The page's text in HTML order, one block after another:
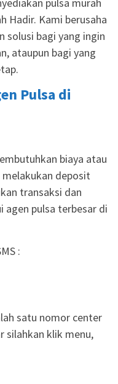
Hadir. Kami berusaha
solusi bagi yang ingin
ataupun bagi yang
Pulsa di
biaya atau
deposit
transaksi dan
agen pulsa terbesar di
:
satu nomor center
silahkan klik menu,